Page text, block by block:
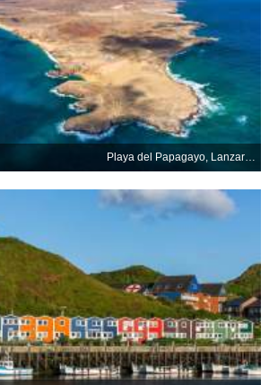
Playa del Papagayo, Lanzarote, Kanarische Inseln, Spanien